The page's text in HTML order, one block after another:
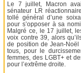
Le 7 juillet, Macron
sénateur LR
tollé général d’une
pour s’opposer à sa
Malgré ce, le 17 juillet,
voix contre 39, alors
de position de Jean-Noël
tous, pour le
femmes, des LGBT+ et
pour l’extrême droite.